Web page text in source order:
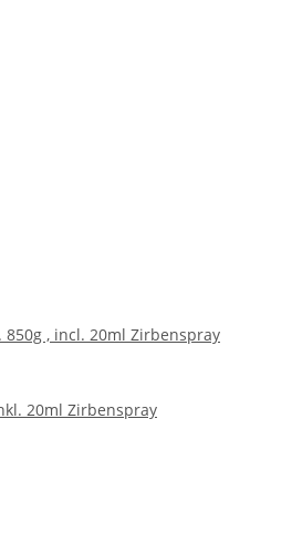
850g , incl. 20ml Zirbenspray